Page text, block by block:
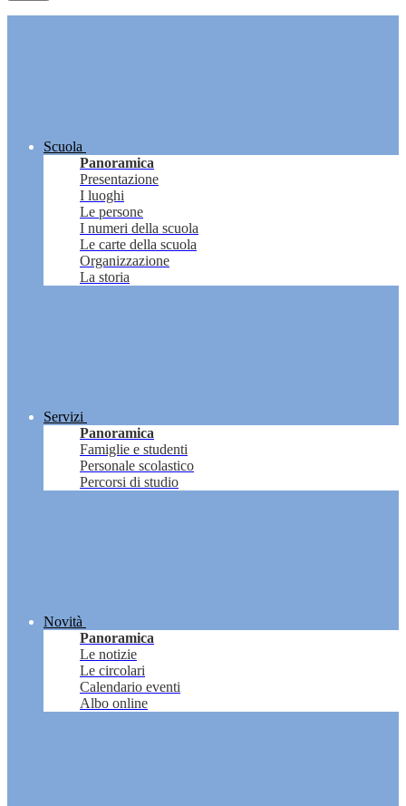
Scuola
Panoramica
Presentazione
I luoghi
Le persone
I numeri della scuola
Le carte della scuola
Organizzazione
La storia
Servizi
Panoramica
Famiglie e studenti
Personale scolastico
Percorsi di studio
Novità
Panoramica
Le notizie
Le circolari
Calendario eventi
Albo online